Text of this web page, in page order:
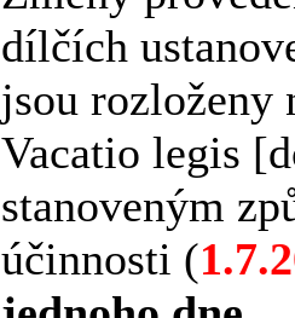
dílčích
jsou rozloženy
Vacatio legis
stanoveným
účinnosti (